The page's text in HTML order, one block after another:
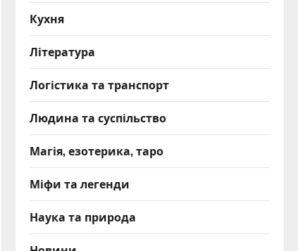
Кухня
Література
Логістика та транспорт
Людина та суспільство
Магія, езотерика, таро
Міфи та легенди
Наука та природа